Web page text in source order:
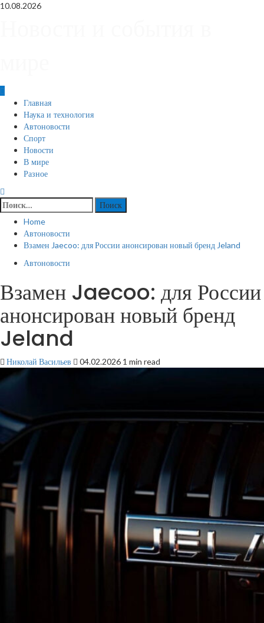
Skip
10.08.2026
Primary
Menu
Главная
Наука и технология
Автоновости
Спорт
Новости
В мире
Разное
Найти:
Home
Автоновости
Взамен Jaecoo: для России анонсирован новый бренд Jeland
Автоновости
Взамен Jaecoo: для России
анонсирован новый бренд
Jeland
Николай Васильев 04.02.2026 1 min read